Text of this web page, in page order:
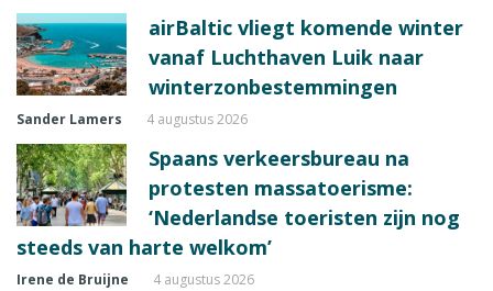
airBaltic vliegt komende winter
vanaf Luchthaven Luik naar
winterzonbestemmingen
Sander Lamers 4 augustus 2026
Spaans verkeersbureau na
protesten massatoerisme:
‘Nederlandse toeristen zijn nog
steeds van harte welkom’
Irene de Bruijne 4 augustus 2026